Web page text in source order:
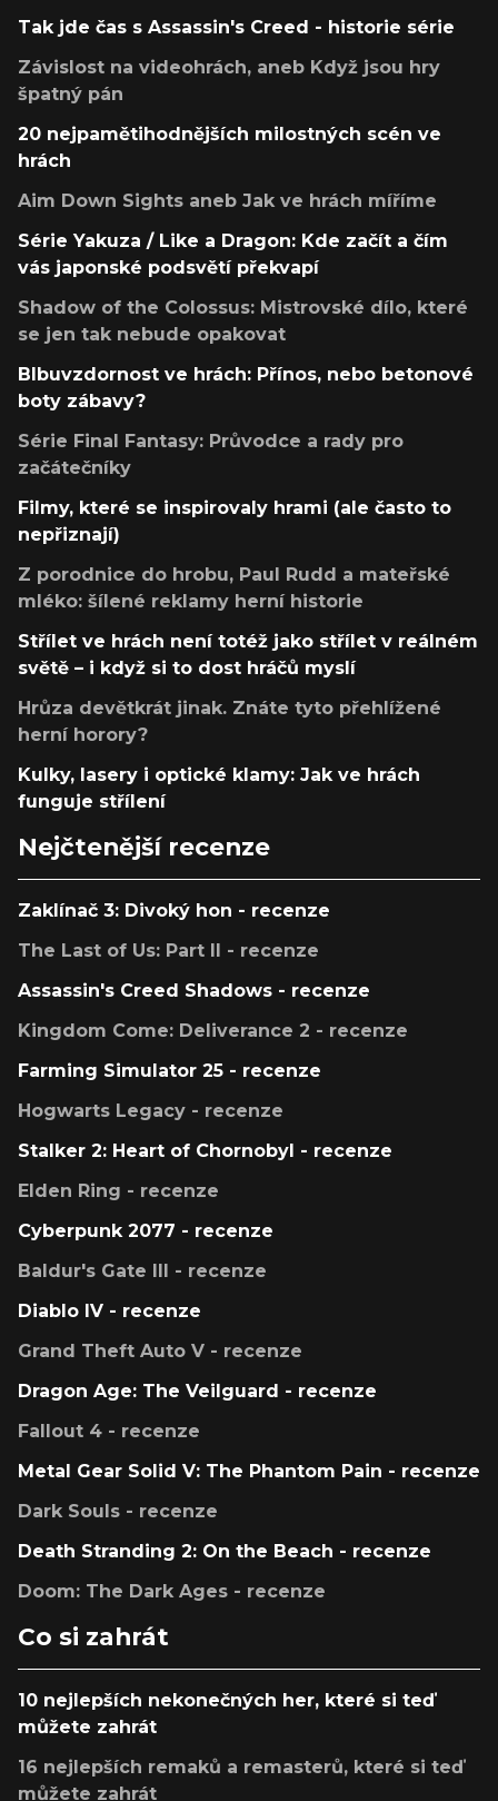
Tak jde čas s Assassin's Creed - historie série
Závislost na videohrách, aneb Když jsou hry
špatný pán
20 nejpamětihodnějších milostných scén ve
hrách
Aim Down Sights aneb Jak ve hrách míříme
Série Yakuza / Like a Dragon: Kde začít a čím
vás japonské podsvětí překvapí
Shadow of the Colossus: Mistrovské dílo, které
se jen tak nebude opakovat
Blbuvzdornost ve hrách: Přínos, nebo betonové
boty zábavy?
Série Final Fantasy: Průvodce a rady pro
začátečníky
Filmy, které se inspirovaly hrami (ale často to
nepřiznají)
Z porodnice do hrobu, Paul Rudd a mateřské
mléko: šílené reklamy herní historie
Střílet ve hrách není totéž jako střílet v reálném
světě – i když si to dost hráčů myslí
Hrůza devětkrát jinak. Znáte tyto přehlížené
herní horory?
Kulky, lasery i optické klamy: Jak ve hrách
funguje střílení
Nejčtenější recenze
Zaklínač 3: Divoký hon - recenze
The Last of Us: Part II - recenze
Assassin's Creed Shadows - recenze
Kingdom Come: Deliverance 2 - recenze
Farming Simulator 25 - recenze
Hogwarts Legacy - recenze
Stalker 2: Heart of Chornobyl - recenze
Elden Ring - recenze
Cyberpunk 2077 - recenze
Baldur's Gate III - recenze
Diablo IV - recenze
Grand Theft Auto V - recenze
Dragon Age: The Veilguard - recenze
Fallout 4 - recenze
Metal Gear Solid V: The Phantom Pain - recenze
Dark Souls - recenze
Death Stranding 2: On the Beach - recenze
Doom: The Dark Ages - recenze
Co si zahrát
10 nejlepších nekonečných her, které si teď
můžete zahrát
16 nejlepších remaků a remasterů, které si teď
můžete zahrát